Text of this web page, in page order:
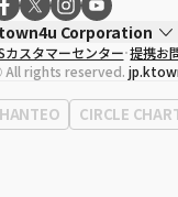
Corporation
取締役
ソン・ヒョミン
業者登録番号120-87-71116
0120-23-7523
務所住所
ソウル特別市
カスタマーセンター 提携お
rights reserved.
HANTEO CIRCLE